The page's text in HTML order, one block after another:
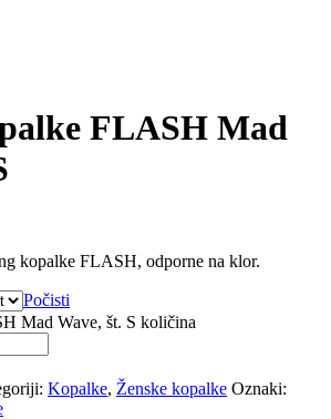
FLASH Mad
kopalke FLASH, odporne na klor.
Počisti
Mad Wave, št. S količina
Kopalke, Ženske kopalke Oznaki: